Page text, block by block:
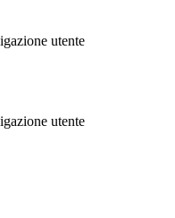
utente
utente